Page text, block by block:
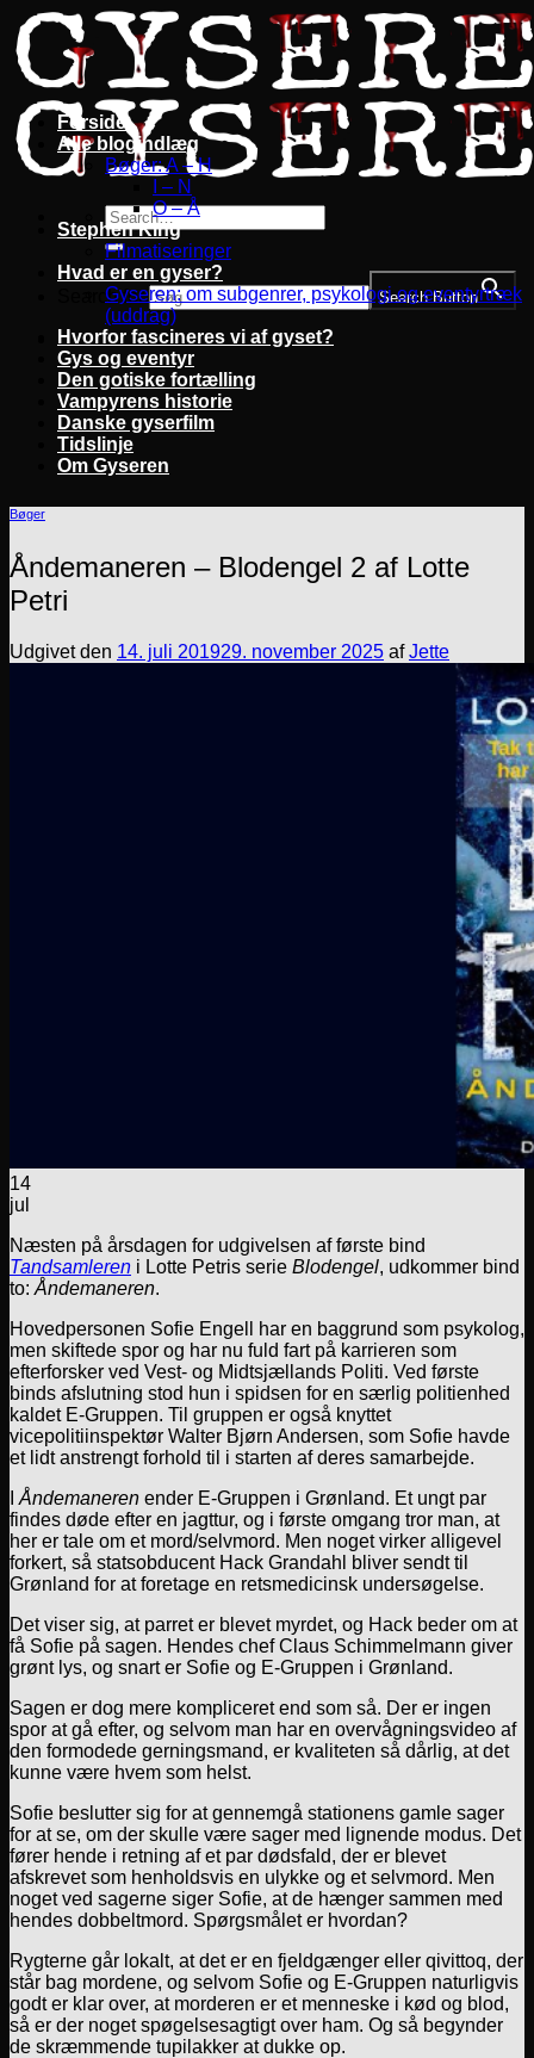
Fortsæt
til
indhold
Search for: Search Button
Forside
Alle blogindlæg
Bøger: A – H
I – N
O – Å
Stephen King
Filmatiseringer
Hvad er en gyser?
Gyseren: om subgenrer, psykologi og eventyrtræk
(uddrag)
Hvorfor fascineres vi af gyset?
Gys og eventyr
Den gotiske fortælling
Vampyrens historie
Danske gyserfilm
Tidslinje
Om Gyseren
Bøger
Åndemaneren – Blodengel 2 af Lotte
Petri
Udgivet den 14. juli 201929. november 2025 afJette
14
jul
Næsten på årsdagen for udgivelsen af første bind
Tandsamleren i Lotte Petris serie Blodengel, udkommer bind
to: Åndemaneren.
Hovedpersonen Sofie Engell har en baggrund som psykolog,
men skiftede spor og har nu fuld fart på karrieren som
efterforsker ved Vest- og Midtsjællands Politi. Ved første
binds afslutning stod hun i spidsen for en særlig politienhed
kaldet E-Gruppen. Til gruppen er også knyttet
vicepolitiinspektør Walter Bjørn Andersen, som Sofie havde
et lidt anstrengt forhold til i starten af deres samarbejde.
Åndemaneren ender E-Gruppen i Grønland. Et ungt par
findes døde efter en jagttur, og i første omgang tror man, at
her er tale om et mord/selvmord. Men noget virker alligevel
forkert, så statsobducent Hack Grandahl bliver sendt til
Grønland for at foretage en retsmedicinsk undersøgelse.
Det viser sig, at parret er blevet myrdet, og Hack beder om at
få Sofie på sagen. Hendes chef Claus Schimmelmann giver
grønt lys, og snart er Sofie og E-Gruppen i Grønland.
Sagen er dog mere kompliceret end som så. Der er ingen
spor at gå efter, og selvom man har en overvågningsvideo af
den formodede gerningsmand, er kvaliteten så dårlig, at det
kunne være hvem som helst.
Sofie beslutter sig for at gennemgå stationens gamle sager
for at se, om der skulle være sager med lignende modus. Det
fører hende i retning af et par dødsfald, der er blevet
afskrevet som henholdsvis en ulykke og et selvmord. Men
noget ved sagerne siger Sofie, at de hænger sammen med
hendes dobbeltmord. Spørgsmålet er hvordan?
Rygterne går lokalt, at det er en fjeldgænger eller qivittoq, der
står bag mordene, og selvom Sofie og E-Gruppen naturligvis
godt er klar over, at morderen er et menneske i kød og blod,
så er der noget spøgelsesagtigt over ham. Og så begynder
de skræmmende tupilakker at dukke op.